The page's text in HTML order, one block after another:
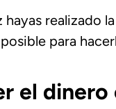
realizado
para
el dinero